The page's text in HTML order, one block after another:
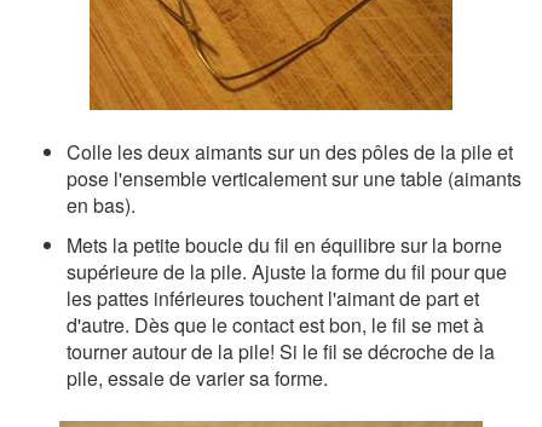
Colle les deux aimants sur un des pôles de la pile et
pose l'ensemble verticalement sur une table (aimants
en bas).
Mets la petite boucle du fil en équilibre sur la borne
supérieure de la pile. Ajuste la forme du fil pour que
les pattes inférieures touchent l'aimant de part et
d'autre. Dès que le contact est bon, le fil se met à
tourner autour de la pile! Si le fil se décroche de la
pile, essaie de varier sa forme.